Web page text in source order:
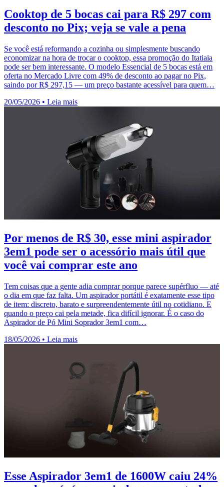
Cooktop de 5 bocas cai para R$ 297 com
desconto no Pix; veja se vale a pena
Se você está reformando a cozinha ou simplesmente buscando
economizar na hora de trocar o cooktop, essa promoção do Itatiaia
pode ser bem interessante. O modelo Essencial de 5 bocas está em
oferta no Mercado Livre com 49% de desconto ao pagar no Pix,
saindo por R$ 297,15 — um preço bastante acessível para quem…
20/05/2026 • Leia mais
Por menos de R$ 30, esse mini aspirador
3em1 pode ser o acessório mais útil que
você vai comprar este ano
Tem coisas que a gente adia comprar porque parece supérfluo — até
o dia em que faz falta. Um aspirador portátil é exatamente esse tipo
de item: discreto, barato e surpreendentemente útil no cotidiano. E
quando o preço cai pela metade, fica difícil ignorar. É o caso do
Aspirador de Pó Mini Soprador 3em1 com…
18/05/2026 • Leia mais
Esse Aspirador 3em1 de 1600W caiu 24%